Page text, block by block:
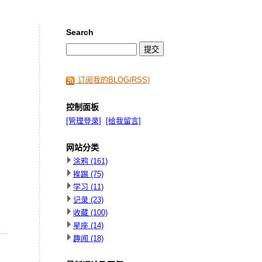
Search
订阅我的BLOG(RSS)
控制面板
[管理登录] [给我留言]
网站分类
涂鸦(161)
挨踢(75)
学习 (11)
记录(23)
收藏(100)
星座(14)
趣闻 (18)